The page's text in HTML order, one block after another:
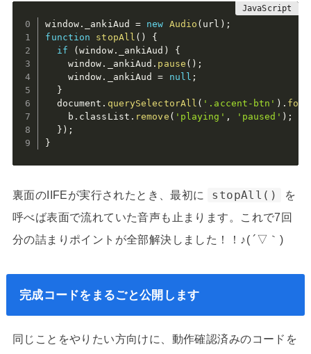
window . _ankiAud = new Audio ( url ) ;
function
stopAll ( )
{
if
(window. _ankiAud )
{
    window
. _ankiAud . pause ( ) ;
    window
. _ankiAud = null ;
}
  document
. querySelectorAll ( '.accent-btn' ) .
    b
. classList . remove ( 'playing' , 'paused' ) ;
} ) ;
}
裏面のIIFEが実行されたとき、最初に stopAll()
を
呼べば表面で流れていた音声も止まります。これで7回
分の詰まりポイントが全部解決しました！！♪( ´▽｀)
完成コードをまるごと公開します
同じことをやりたい方向けに、動作確認済みのコードを